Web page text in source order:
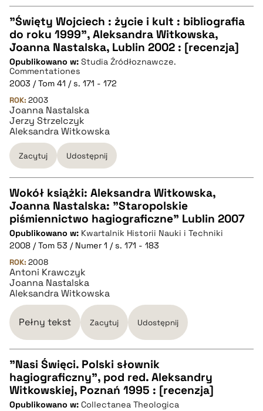
pobierz cytat
CZYSTY TEKST
pobierz cytat
BIBTEX
pobierz cytat
"Święty Wojciech : życie i kult : bibliografia
do roku 1999", Aleksandra Witkowska,
Joanna Nastalska, Lublin 2002 : [recenzja]
Opublikowano w: Studia Źródłoznawcze.
Commentationes
2003 / Tom 41 / s. 171 - 172
ROK: 2003
Joanna Nastalska
Jerzy Strzelczyk
Aleksandra Witkowska
Zacytuj Udostępnij
CZYSTY TEKST
pobierz cytat
BIBTEX
pobierz cytat
Wokół książki: Aleksandra Witkowska,
Joanna Nastalska: "Staropolskie
piśmiennictwo hagiograficzne" Lublin 2007
Opublikowano w: Kwartalnik Historii Nauki i Techniki
2008 / Tom 53 / Numer 1 / s. 171 - 183
ROK: 2008
Antoni Krawczyk
Joanna Nastalska
Aleksandra Witkowska
Pełny tekst Zacytuj Udostępnij
CZYSTY TEKST
"Nasi Święci. Polski słownik
hagiograficzny", pod red. Aleksandry
Witkowskiej, Poznań 1995 : [recenzja]
Opublikowano w: Collectanea Theologica